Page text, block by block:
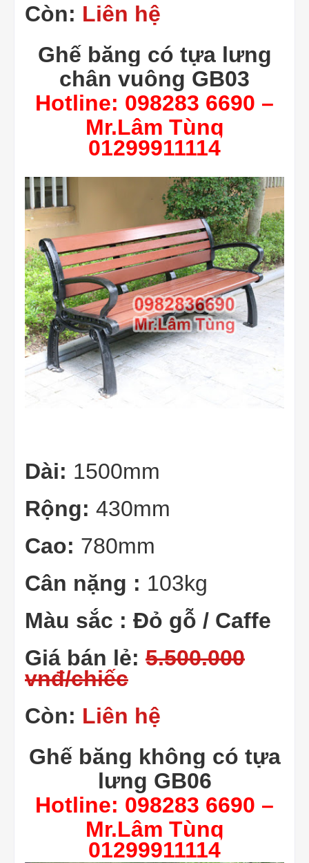
Còn: Liên hệ
Ghế băng có tựa lưng
chân vuông GB03
Hotline: 098283 6690 –
Mr.Lâm Tùng
01299911114
Dài: 1500mm
Rộng: 430mm
Cao: 780mm
Cân nặng : 103kg
Màu sắc : Đỏ gỗ / Caffe
Giá bán lẻ: 5.500.000
vnđ/chiếc
Còn: Liên hệ
Ghế băng không có tựa
lưng GB06
Hotline: 098283 6690 –
Mr.Lâm Tùng
01299911114